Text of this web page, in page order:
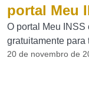
portal Meu
O portal Meu INSS
gratuitamente para
20 de novembro de